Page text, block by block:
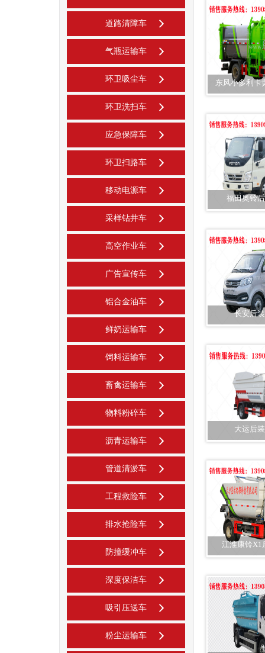
道路清障车
气瓶运输车
环卫吸尘车
环卫洗扫车
应急保障车
环卫扫路车
移动电源车
采样钻井车
高空作业车
广告宣传车
铝合金油车
鲜奶运输车
饲料运输车
畜禽运输车
物料粉碎车
沥青运输车
管道清淤车
工程救险车
排水抢险车
防撞缓冲车
深度保洁车
吸引压送车
粉尘运输车
东风小多利卡
福田奥铃
长安后
大运后
江淮康铃X1